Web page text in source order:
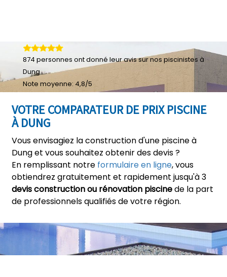
VOTRE COMPARATEUR DE PRIX PISCINE
À DUNG
Vous envisagiez la construction d'une piscine à
Dung et vous souhaitez obtenir des devis ?
En remplissant notre formulaire en ligne, vous
obtiendrez gratuitement et rapidement jusqu'à 3
devis construction ou rénovation piscinede la part
de professionnels qualifiés de votre région.
874 personnes ont donné leuravis sur nos piscinistes à
Dung
Note moyenne: 4,8/5